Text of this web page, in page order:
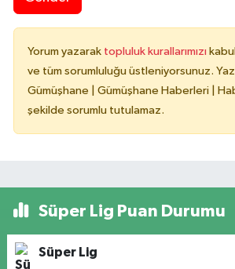
Yorum yazarak topluluk kurallarımızı
ve tüm sorumluluğu üstleniyorsunuz.
Gümüşhane | Gümüşhane Haberleri |
şekilde sorumlu tutulamaz.
Süper Lig Puan Durumu
Süper Lig